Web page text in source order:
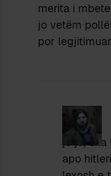
merita i
jo vetëm
por
jo jo, ska
apo